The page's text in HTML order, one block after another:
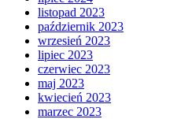
listopad 2023
październik 2023
wrzesień 2023
lipiec 2023
czerwiec 2023
maj 2023
kwiecień 2023
marzec 2023